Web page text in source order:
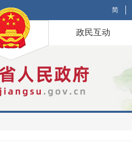
简
政民互动